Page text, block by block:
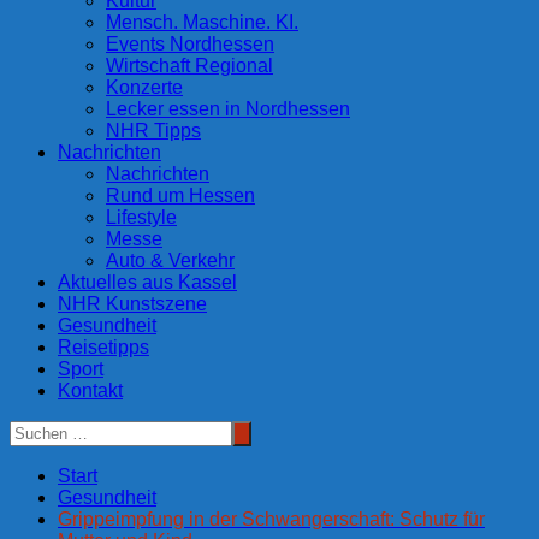
Mensch. Maschine. KI.
Events Nordhessen
Wirtschaft Regional
Konzerte
Lecker essen in Nordhessen
NHR Tipps
Nachrichten
Nachrichten
Rund um Hessen
Lifestyle
Messe
Auto & Verkehr
Aktuelles aus Kassel
NHR Kunstszene
Gesundheit
Reisetipps
Sport
Kontakt
Start
Gesundheit
Grippeimpfung in der Schwangerschaft: Schutz für